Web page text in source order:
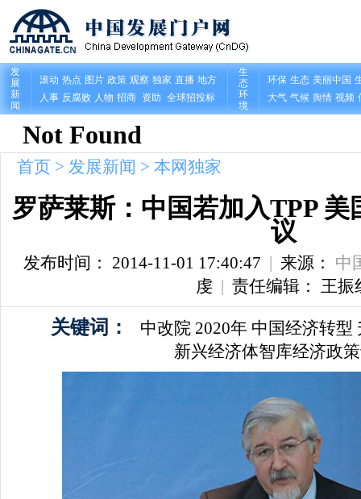
首页 > 发展新闻 > 本网独家
罗萨莱斯：中国若加入TPP
议
发布时间： 2014-11-01 17:40:47 | 来源： 中
虔 | 责任编辑： 王振
关键词： 中改院 2020年 中国经济转型
新兴经济体智库经济政